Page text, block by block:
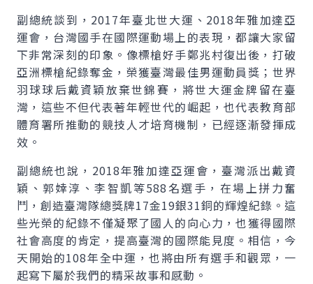
副總統談到，2017年臺北世大運、2018年雅加達亞
運會，台灣國手在國際運動場上的表現，都讓大家留
下非常深刻的印象。像標槍好手鄭兆村復出後，打破
亞洲標槍紀錄奪金，榮獲臺灣最佳男運動員獎；世界
羽球球后戴資穎放棄世錦賽，將世大運金牌留在臺
灣，這些不但代表著年輕世代的崛起，也代表教育部
體育署所推動的競技人才培育機制，已經逐漸發揮成
效。
副總統也說，2018年雅加達亞運會，臺灣派出戴資
穎、郭婞淳、李智凱等588名選手，在場上拼力奮
鬥，創造臺灣隊總獎牌17金19銀31銅的輝煌紀錄。這
些光榮的紀錄不僅凝聚了國人的向心力，也獲得國際
社會高度的肯定，提高臺灣的國際能見度。相信，今
天開始的108年全中運，也將由所有選手和觀眾，一
起寫下屬於我們的精采故事和感動。